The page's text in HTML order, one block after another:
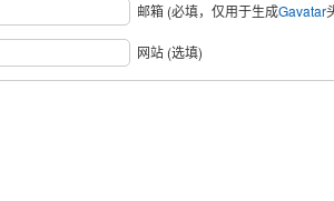
邮箱 (必填，仅用于生成Gavatar
网站 (选填)